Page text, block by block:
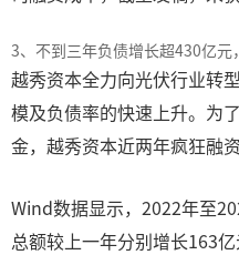
3、不到三年负债增长超430亿
越秀资本全力向光伏行业转
模及负债率的快速上升。为
金，越秀资本近两年疯狂融资
Wind数据显示，2022年至
总额较上一年分别增长163